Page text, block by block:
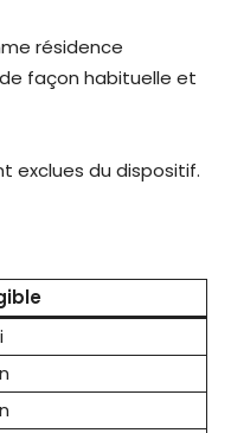
résidence
façon habituelle et
exclues du dispositif.